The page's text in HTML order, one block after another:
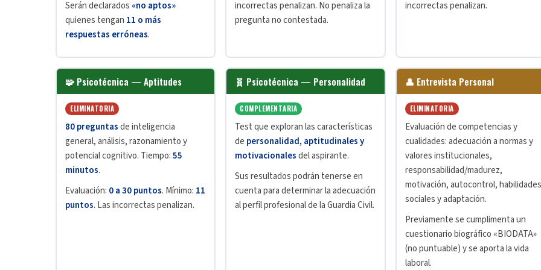
Serán declarados «no aptos»
quienes tengan 11 o más
respuestas erróneas.
incorrectas penalizan. No penaliza la
pregunta no contestada.
incorrectas penalizan.
🧩 Psicotécnica — Aptitudes
ELIMINATORIA
80 preguntasde inteligencia
general, análisis, razonamiento y
potencial cognitivo. Tiempo:55
minutos.
Evaluación: 0 a 30 puntos. Mínimo: 11
puntos. Las incorrectas penalizan.
🧬 Psicotécnica — Personalidad
COMPLEMENTARIA
Test que exploran las características
de personalidad, aptitudinales y
motivacionalesdel aspirante.
Sus resultados podrán tenerse en
cuenta para determinar la adecuación
al perfil profesional de la Guardia Civil.
👤 Entrevista Personal
ELIMINATORIA
Evaluación de competencias y
cualidades: adecuación a normas y
valores institucionales,
responsabilidad/madurez,
motivación, autocontrol, habilidades
sociales y adaptación.
Previamente se cumplimenta un
cuestionario biográfico «BIODATA»
(no puntuable) y se aporta la vida
laboral.